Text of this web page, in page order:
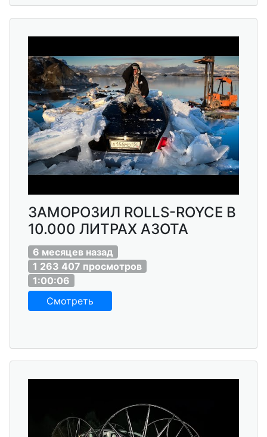
ЗАМОРОЗИЛ ROLLS-ROYCE В
10.000 ЛИТРАХ АЗОТА
6 месяцев назад
1 263 407 просмотров
1:00:06
Смотреть